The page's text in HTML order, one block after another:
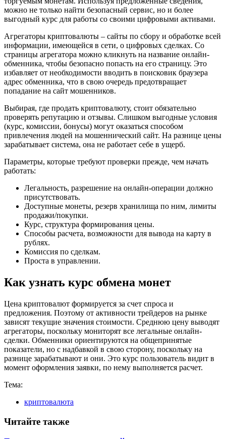
можно не только найти безопасный сервис, но и более
выгодный курс для работы со своими цифровыми активами.
Агрегаторы криптовалюты – сайты по сбору и обработке всей
информации, имеющейся в сети, о цифровых сделках. Со
страницы агрегатора можно кликнуть на название онлайн-
обменника, чтобы безопасно попасть на его страницу. Это
избавляет от необходимости вводить в поисковик браузера
адрес обменника, что в свою очередь предотвращает
попадание на сайт мошенников.
Выбирая, где продать криптовалюту, стоит обязательно
проверять репутацию и отзывы. Слишком выгодные условия
(курс, комиссии, бонусы) могут оказаться способом
привлечения людей на мошеннический сайт. На разнице цены
зарабатывает система, она не работает себе в ущерб.
Параметры, которые требуют проверки прежде, чем начать
работать:
Легальность, разрешение на онлайн-операции должно
присутствовать.
Доступные монеты, резерв хранилища по ним, лимиты
продажи/покупки.
Курс, структура формирования цены.
Способы расчета, возможности для вывода на карту в
рублях.
Комиссия по сделкам.
Проста в управлении.
Как узнать курс обмена монет
Цена криптовалют формируется за счет спроса и
предложения. Поэтому от активности трейдеров на рынке
зависят текущие значения стоимости. Среднюю цену выводят
агрегаторы, поскольку мониторят все легальные онлайн-
сделки. Обменники ориентируются на общепринятые
показатели, но с надбавкой в свою сторону, поскольку на
разнице зарабатывают и они. Это курс пользователь видит в
момент оформления заявки, по нему выполняется расчет.
Тема:
криптовалюта
Читайте также